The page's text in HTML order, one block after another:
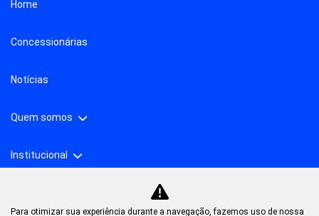
Home
Concessionárias
Notícias
Quem somos
Institucional
Para otimizar sua experiência durante a navegação, fazemos uso de nossa